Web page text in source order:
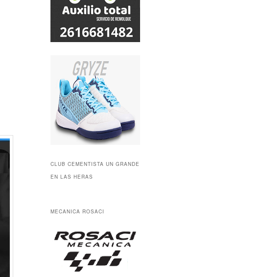
CLUB CEMENTISTA UN GRANDE
EN LAS HERAS
MECANICA ROSACI